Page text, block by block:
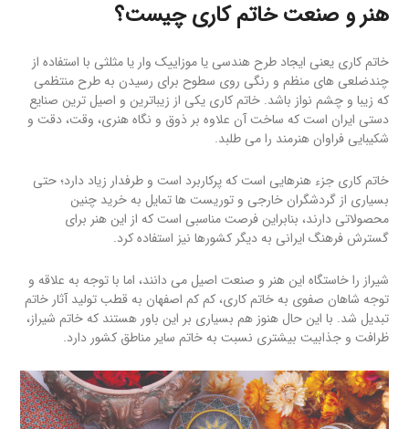
هنر و صنعت خاتم کاری چیست؟
خاتم کاری یعنی ایجاد طرح هندسی یا موزاییک وار یا مثلثی با استفاده از
چندضلعی های منظم و رنگی روی سطوح برای رسیدن به طرح منتظمی
که زیبا و چشم نواز باشد. خاتم کاری یکی از زیباترین و اصیل ترین صنایع
دستی ایران است که ساخت آن علاوه بر ذوق و نگاه هنری، وقت، دقت و
شکیبایی فراوان هنرمند را می طلبد.
خاتم کاری جزء هنرهایی است که پرکاربرد است و طرفدار زیاد دارد؛ حتی
بسیاری از گردشگران خارجی و توریست ها تمایل به خرید چنین
محصولاتی دارند، بنابراین فرصت مناسبی است که از این هنر برای
گسترش فرهنگ ایرانی به دیگر کشورها نیز استفاده کرد.
شیراز را خاستگاه این هنر و صنعت اصیل می دانند، اما با توجه به علاقه و
توجه شاهان صفوی به خاتم کاری، کم کم اصفهان به قطب تولید آثار خاتم
تبدیل شد. با این حال هنوز هم بسیاری بر این باور هستند که خاتم شیراز،
ظرافت و جذابیت بیشتری نسبت به خاتم سایر مناطق کشور دارد.